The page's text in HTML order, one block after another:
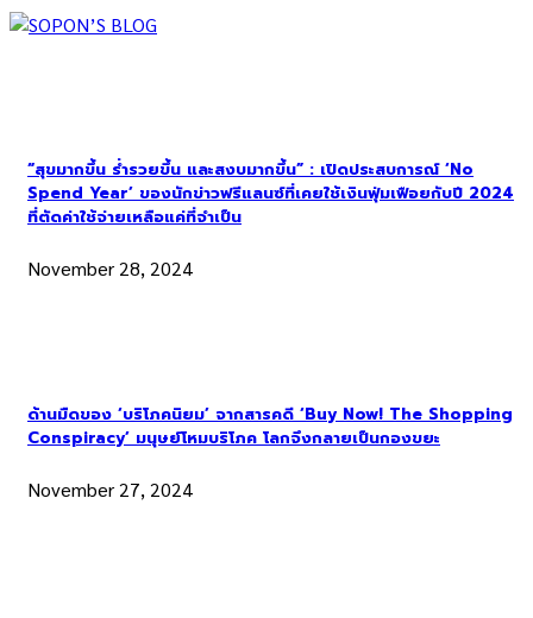
“สุขมากขึ้น ร่ำรวยขึ้น และสงบมากขึ้น” : เปิดประสบการณ์ ‘No
Spend Year’ ของนักข่าวฟรีแลนซ์ที่เคยใช้เงินฟุ่มเฟือยกับปี 2024
ที่ตัดค่าใช้จ่ายเหลือแค่ที่จำเป็น
November 28, 2024
ด้านมืดของ ‘บริโภคนิยม’ จากสารคดี ‘Buy Now! The Shopping
Conspiracy’ มนุษย์โหมบริโภค โลกจึงกลายเป็นกองขยะ
November 27, 2024